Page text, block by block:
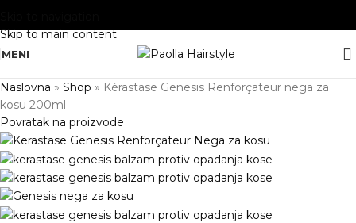
Skip to main content
MENI
Naslovna » Shop » Kérastase Genesis Renforçateur nega za
kosu 200ml
Povratak na proizvode